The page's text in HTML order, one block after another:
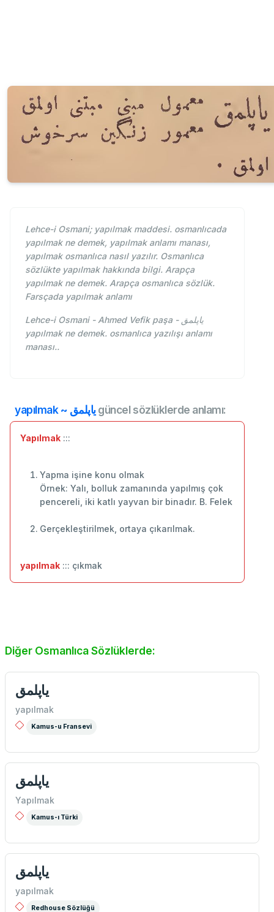
Lehce-i Osmani; yapılmak maddesi. osmanlıcada
yapılmak ne demek, yapılmak anlamı manası,
yapılmak osmanlıca nasıl yazılır. Osmanlıca
sözlükte yapılmak hakkında bilgi. Arapça
yapılmak ne demek. Arapça osmanlıca sözlük.
Farsçada yapılmak anlamı
Lehce-i Osmani - Ahmed Vefik paşa - یاپلمق
yapılmak ne demek. osmanlıca yazılışı anlamı
manası..
yapılmak ~ یاپلمقgüncel sözlüklerde anlamı:
Yapılmak :::
Yapma işine konu olmak
Örnek: Yalı, bolluk zamanında yapılmış çok
pencereli, iki katlı yayvan bir binadır. B. Felek
Gerçekleştirilmek, ortaya çıkarılmak.
yapılmak ::: çıkmak
Diğer Osmanlıca Sözlüklerde:
ياپلمق
yapılmak
Kamus-u Fransevi
ياپلمق
Yapılmak
Kamus-ı Türki
ياپلمق
yapılmak
Redhouse Sözlüğü